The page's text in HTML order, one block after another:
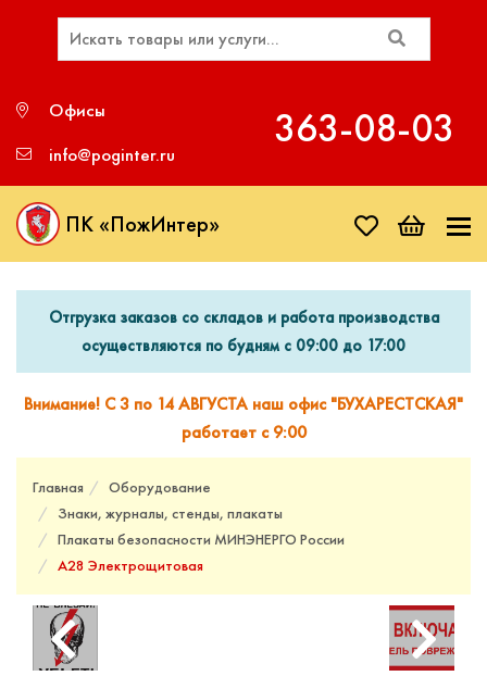
Офисы
info@poginter.ru
363‑08‑03
ПК «ПожИнтер»
Отгрузка заказов со складов и работа производства
осуществляются по будням с 09:00 до 17:00
Внимание! С 3 по 14 АВГУСТА наш офис "БУХАРЕСТСКАЯ"
работает с 9:00
Главная
Оборудование
Знаки, журналы, стенды, плакаты
Плакаты безопасности МИНЭНЕРГО России
A28 Электрощитовая